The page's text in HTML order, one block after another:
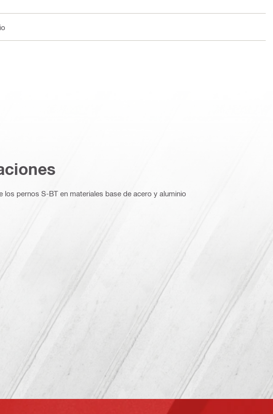
los pernos S-BT en materiales base de acero y aluminio